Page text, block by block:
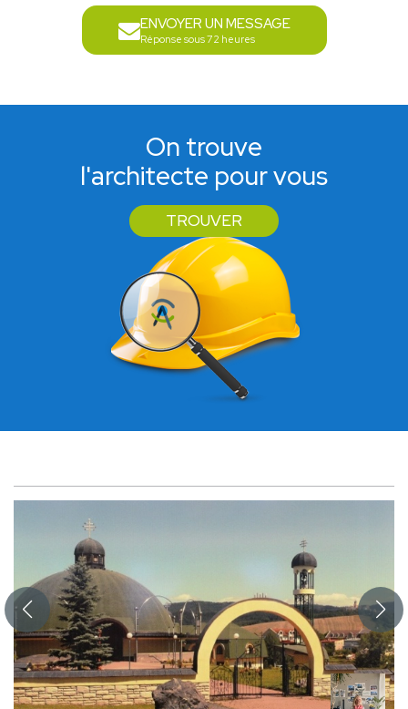
ENVOYER UN MESSAGE
Réponse sous 72 heures
On trouve
l'architecte pour vous
TROUVER